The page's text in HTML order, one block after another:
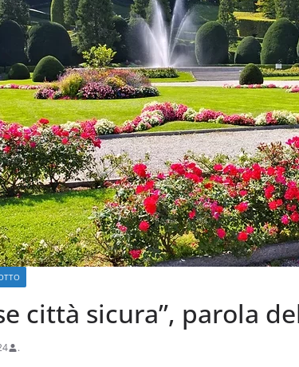
città sicura”, parola
.
CRONACA VARESOTTO
Più impresa, più crescita
e più qualità urbana per
Varese